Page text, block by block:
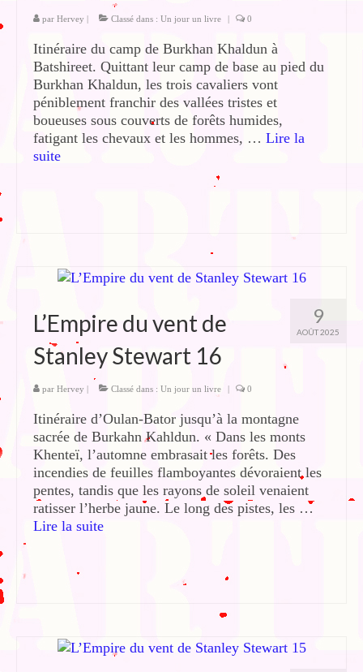
par Hervey | Classé dans : Un jour un livre | 0
Itinéraire du camp de Burkhan Khaldun à
Batshireet. Quittant leur camp de base au pied du
Burkhan Khaldun, les trois cavaliers vont
péniblement franchir des vallées tristes et
boueuses sous couverts de forêts humides,
fatigant les chevaux et les hommes, … Lire la
suite­­
9
AOÛT 2025
L’Empire du vent de
Stanley Stewart 16
par Hervey | Classé dans : Un jour un livre | 0
Itinéraire d’Oulan-Bator jusqu’à la montagne
sacrée de Burkahn Kahldun. « Dans les monts
Khenteï, l’automne embrasait les forêts. Des
incendies de feuilles flamboyantes dévoraient les
pentes, tandis que les rayons de soleil venaient
ratisser l’herbe jaune. Le long des pistes, les …
Lire la suite­­